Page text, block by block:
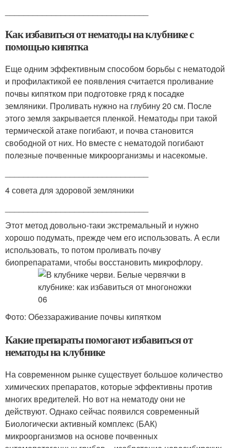
Как избавиться от нематоды на клубнике с
помощью кипятка
Еще одним эффективным способом борьбы с нематодой
и профилактикой ее появления считается проливание
почвы кипятком при подготовке гряд к посадке
земляники. Проливать нужно на глубину 20 см. После
этого земля закрывается пленкой. Нематоды при такой
термической атаке погибают, и почва становится
свободной от них. Но вместе с нематодой погибают
полезные почвенные микроорганизмы и насекомые.
4 совета для здоровой земляники
Этот метод довольно-таки экстремальный и нужно
хорошо подумать, прежде чем его использовать. А если
использовать, то потом проливать почву
биопрепаратами, чтобы восстановить микрофлору.
Фото: Обеззараживание почвы кипятком
Какие препараты помогают избавиться от
нематоды на клубнике
На современном рынке существует большое количество
химических препаратов, которые эффективны против
многих вредителей. Но вот на нематоду они не
действуют. Однако сейчас появился современный
Биологически активный комплекс (БАК)
микроорганизмов на основе почвенных